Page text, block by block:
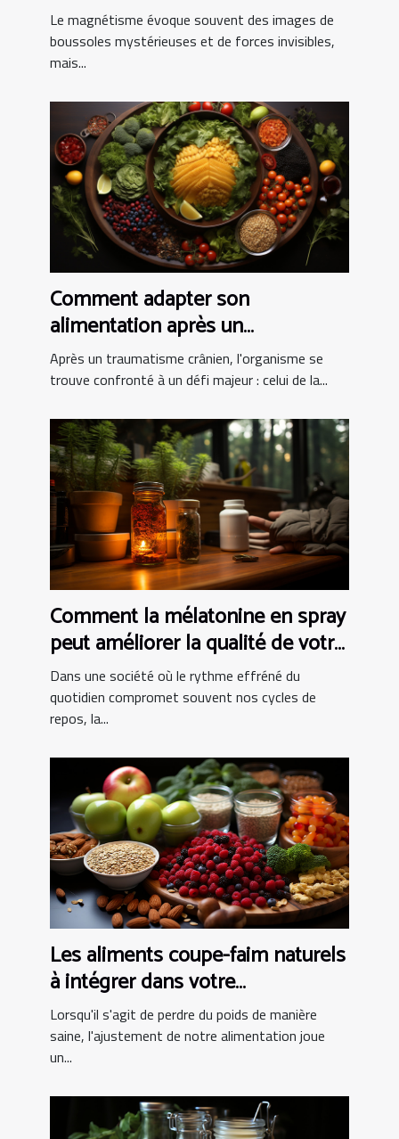
magnétisme et leur impact sur la
santé quotidienne
Le magnétisme évoque souvent des images de
boussoles mystérieuses et de forces invisibles,
mais...
Comment adapter son
alimentation après un
traumatisme crânien pour
favoriser la récupération
Après un traumatisme crânien, l'organisme se
trouve confronté à un défi majeur : celui de la...
Comment la mélatonine en spray
peut améliorer la qualité de votre
sommeil
Dans une société où le rythme effréné du
quotidien compromet souvent nos cycles de
repos, la...
Les aliments coupe-faim naturels
à intégrer dans votre
alimentation pour une perte de
poids saine
Lorsqu'il s'agit de perdre du poids de manière
saine, l'ajustement de notre alimentation joue
un...